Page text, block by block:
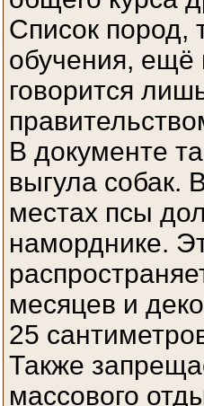
Список пород,
обучения, ещё
говорится
В документе
выгула собак.
местах псы
наморднике.
месяцев и
25
Также
массового